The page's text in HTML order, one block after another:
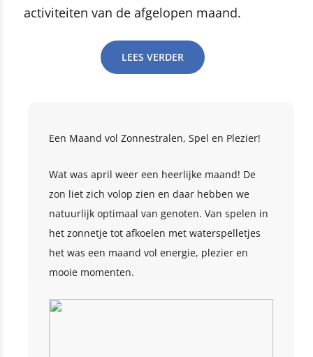
activiteiten van de afgelopen maand.
LEES VERDER
Een Maand vol Zonnestralen, Spel en Plezier!
Wat was april weer een heerlijke maand! De
zon liet zich volop zien en daar hebben we
natuurlijk optimaal van genoten. Van spelen in
het zonnetje tot afkoelen met waterspelletjes
het was een maand vol energie, plezier en
mooie momenten.